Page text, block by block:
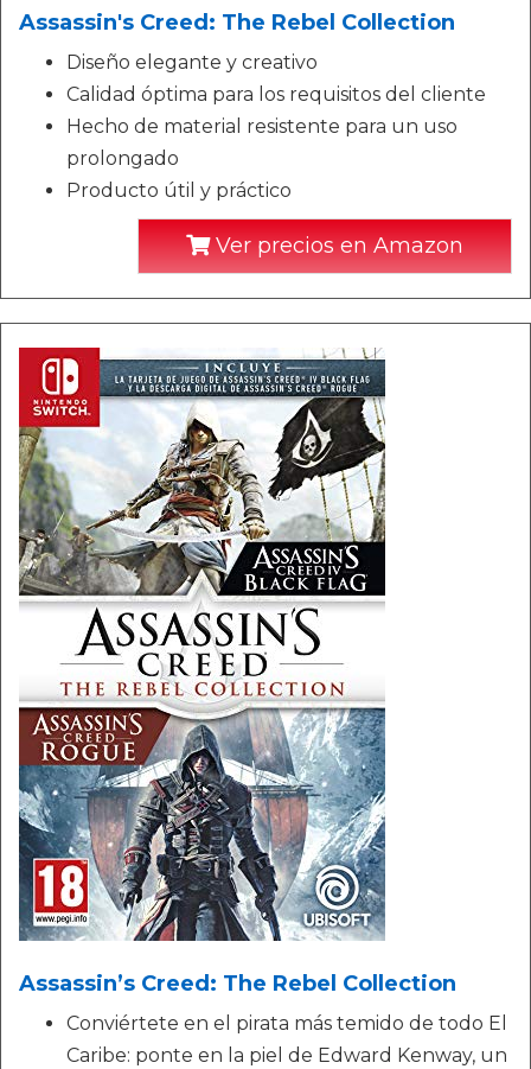
Assassin's Creed: The Rebel Collection
Diseño elegante y creativo
Calidad óptima para los requisitos del cliente
Hecho de material resistente para un uso
prolongado
Producto útil y práctico
Ver precios en Amazon
Assassin’s Creed: The Rebel Collection
Conviértete en el pirata más temido de todo El
Caribe: ponte en la piel de Edward Kenway, un